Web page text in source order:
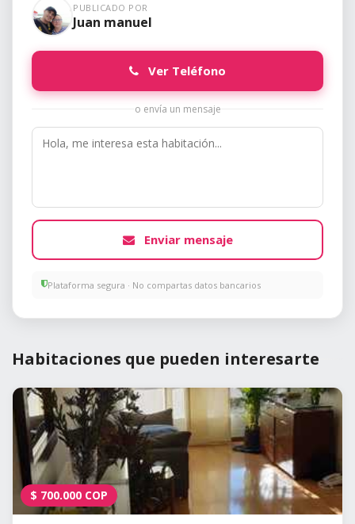
PUBLICADO POR
Juan manuel
Ver Teléfono
o envía un mensaje
Enviar mensaje
Plataforma segura · No compartas datos bancarios
Habitaciones que pueden interesarte
$ 700.000 COP